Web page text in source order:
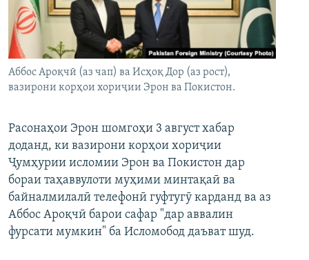
Аббос Ароқчӣ (аз чап) ва Исҳоқ Дор (аз рост),
вазирони корҳои хориҷии Эрон ва Покистон.
Расонаҳои Эрон шомгоҳи 3 август хабар
доданд, ки вазирони корҳои хориҷии
Ҷумҳурии исломии Эрон ва Покистон дар
бораи таҳаввулоти муҳими минтақаӣ ва
байналмилалӣ телефонӣ гуфтугӯ карданд ва аз
Аббос Ароқчӣ барои сафар "дар аввалин
фурсати мумкин" ба Исломобод даъват шуд.